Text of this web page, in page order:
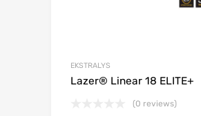
EKSTRALYS
Lazer® Linear 18 ELITE+
(0 reviews)